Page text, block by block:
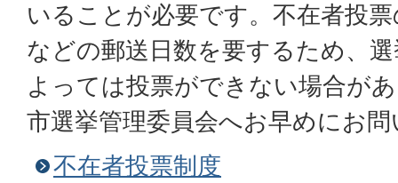
いることが必要です。不在者投
などの郵送日数を要するため、
よっては投票ができない場合が
市選挙管理委員会へお早めにお
不在者投票制度